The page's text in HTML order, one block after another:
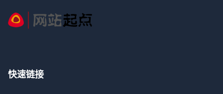
快速链接